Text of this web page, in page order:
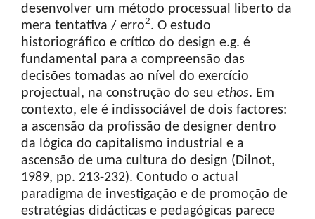
desenvolver um método processual liberto da
mera tentativa / erro2. O estudo
historiográfico e crítico do design e.g. é
fundamental para a compreensão das
decisões tomadas ao nível do exercício
projectual, na construção do seu ethos. Em
contexto, ele é indissociável de dois factores:
a ascensão da profissão de designer dentro
da lógica do capitalismo industrial e a
ascensão de uma cultura do design (Dilnot,
1989, pp. 213-232). Contudo o actual
paradigma de investigação e de promoção de
estratégias didácticas e pedagógicas parece